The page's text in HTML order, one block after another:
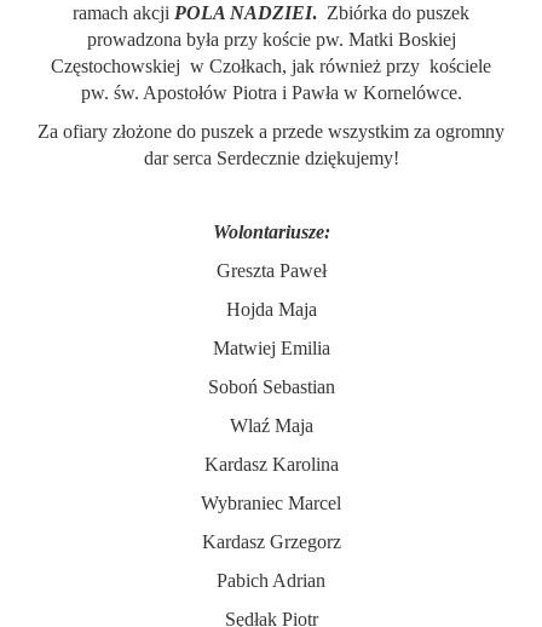
ramach akcji POLA NADZIEI. Zbiórka do puszek
prowadzona była przy koście pw. Matki Boskiej
Częstochowskiej w Czołkach, jak również przy kościele
pw. św. Apostołów Piotra i Pawła w Kornelówce.
Za ofiary złożone do puszek a przede wszystkim za ogromny
dar serca Serdecznie dziękujemy!
Wolontariusze:
Greszta Paweł
Hojda Maja
Matwiej Emilia
Soboń Sebastian
Wlaź Maja
Kardasz Karolina
Wybraniec Marcel
Kardasz Grzegorz
Pabich Adrian
Sędłak Piotr